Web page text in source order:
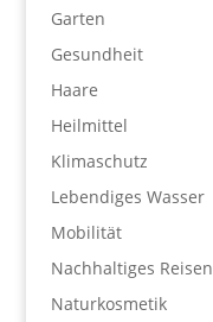
Garten
Gesundheit
Haare
Heilmittel
Klimaschutz
Lebendiges Wasser
Mobilität
Nachhaltiges Reisen
Naturkosmetik